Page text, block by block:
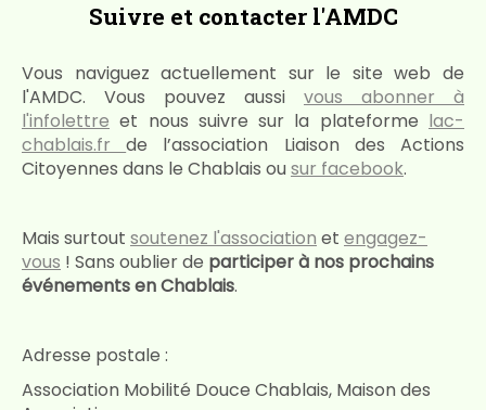
Suivre et contacter l'AMDC
Vous naviguez actuellement sur le site web de
l'AMDC. Vous pouvez aussi vous abonner à
l'infolettre et nous suivre sur la plateforme lac-
chablais.frde l’association Liaison des Actions
Citoyennes dans le Chablais ousur facebook.
Mais surtout soutenez l'association et engagez-
vous ! Sans oublier de participer à nos prochains
événements en Chablais.
Adresse postale :
Association Mobilité Douce Chablais, Maison des